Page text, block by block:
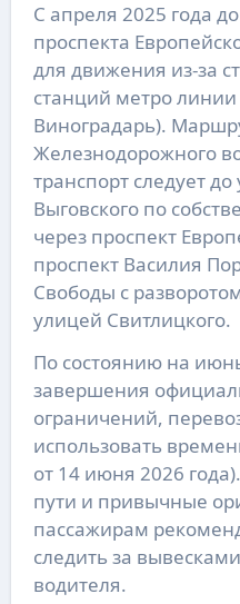
С апреля 2025 года
проспекта
для движения из-за
станций метро
Виноградарь).
Железнодорожного
транспорт следует
Выговского по
через проспект
проспект Василия
Свободы с
улицей Свитлицкого.
По состоянию на
завершения
ограничений,
использовать
от 14 июня 2026
пути и привычные
пассажирам
следить за
водителя.